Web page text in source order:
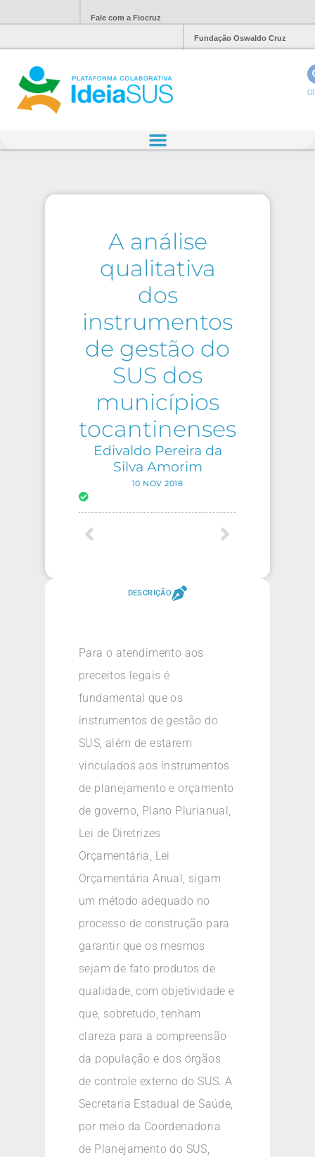
Fale com a Fiocruz
Fundação Oswaldo Cruz
A análise
qualitativa
dos
instrumentos
de gestão do
SUS dos
municípios
tocantinenses
Edivaldo Pereira da
Silva Amorim
10 NOV 2018
DESCRIÇÃO
Para o atendimento aos
preceitos legais é
fundamental que os
instrumentos de gestão do
SUS, além de estarem
vinculados aos instrumentos
de planejamento e orçamento
de governo, Plano Plurianual,
Lei de Diretrizes
Orçamentária, Lei
Orçamentária Anual, sigam
um método adequado no
processo de construção para
garantir que os mesmos
sejam de fato produtos de
qualidade, com objetividade e
que, sobretudo, tenham
clareza para a compreensão
da população e dos órgãos
de controle externo do SUS. A
Secretaria Estadual de Saúde,
por meio da Coordenadoria
de Planejamento do SUS,